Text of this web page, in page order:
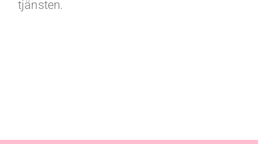
tjänsten.